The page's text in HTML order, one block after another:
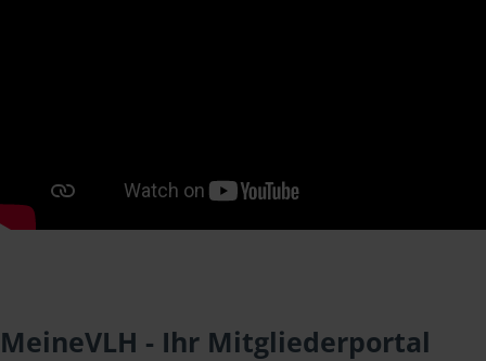
MeineVLH - Ihr Mitgliederportal